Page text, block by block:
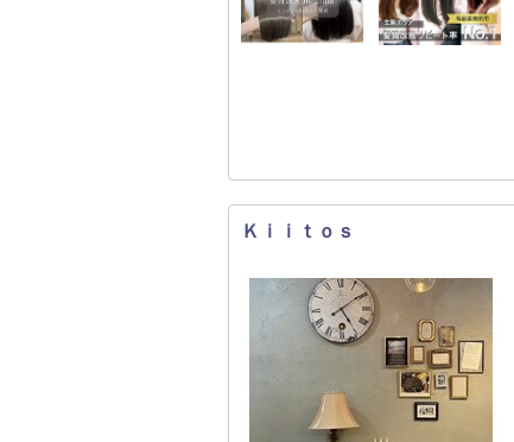
Ｋｉｉｔｏｓ